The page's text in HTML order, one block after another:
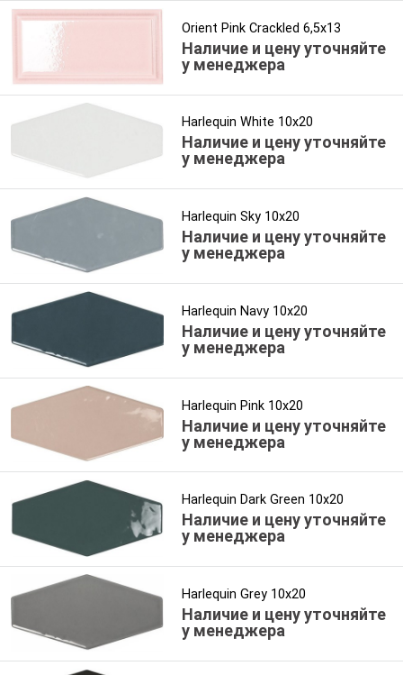
Orient Pink Crackled 6,5x13
Наличие и цену уточняйте
у менеджера
Harlequin White 10x20
Наличие и цену уточняйте
у менеджера
Harlequin Sky 10x20
Наличие и цену уточняйте
у менеджера
Harlequin Navy 10x20
Наличие и цену уточняйте
у менеджера
Harlequin Pink 10x20
Наличие и цену уточняйте
у менеджера
Harlequin Dark Green 10x20
Наличие и цену уточняйте
у менеджера
Harlequin Grey 10x20
Наличие и цену уточняйте
у менеджера